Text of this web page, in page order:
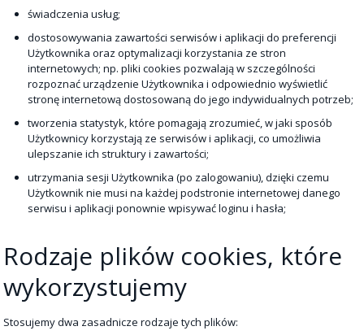
świadczenia usług;
dostosowywania zawartości serwisów i aplikacji do preferencji
Użytkownika oraz optymalizacji korzystania ze stron
internetowych; np. pliki cookies pozwalają w szczególności
rozpoznać urządzenie Użytkownika i odpowiednio wyświetlić
stronę internetową dostosowaną do jego indywidualnych potrzeb;
tworzenia statystyk, które pomagają zrozumieć, w jaki sposób
Użytkownicy korzystają ze serwisów i aplikacji, co umożliwia
ulepszanie ich struktury i zawartości;
utrzymania sesji Użytkownika (po zalogowaniu), dzięki czemu
Użytkownik nie musi na każdej podstronie internetowej danego
serwisu i aplikacji ponownie wpisywać loginu i hasła;
Rodzaje plików cookies, które
wykorzystujemy
Stosujemy dwa zasadnicze rodzaje tych plików: